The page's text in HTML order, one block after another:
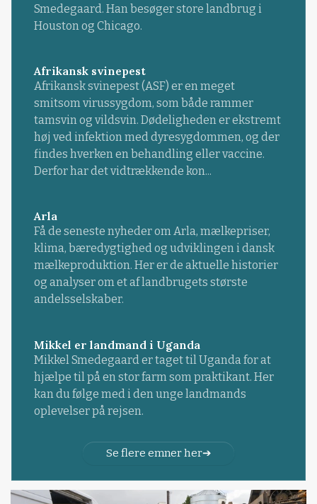
Smedegaard. Han besøger store landbrug i
Houston og Chicago.
Afrikansk svinepest
Afrikansk svinepest (ASF) er en meget
smitsom virussygdom, som både rammer
tamsvin og vildsvin. Dødeligheden er ekstremt
høj ved infektion med dyresygdommen, og der
findes hverken en behandling eller vaccine.
Derfor har det vidtrækkende kon...
Arla
Få de seneste nyheder om Arla, mælkepriser,
klima, bæredygtighed og udviklingen i dansk
mælkeproduktion. Her er de aktuelle historier
og analyser om et af landbrugets største
andelsselskaber.
Mikkel er landmand i Uganda
Mikkel Smedegaard er taget til Uganda for at
hjælpe til på en stor farm som praktikant. Her
kan du følge med i den unge landmands
oplevelser på rejsen.
Se flere emner her